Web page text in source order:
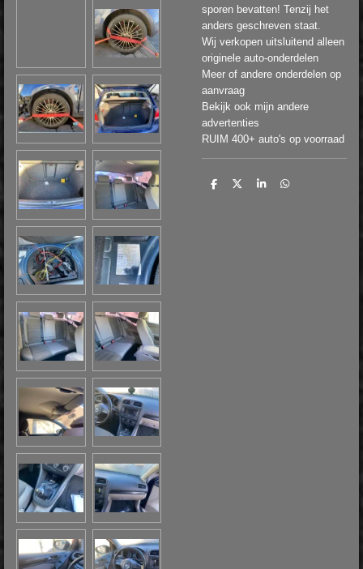
sporen bevatten! Tenzij het
anders geschreven staat.
Wij verkopen uitsluitend alleen
originele auto-onderdelen
Meer of andere onderdelen op
aanvraag
Bekijk ook mijn andere
advertenties
RUIM 400+ auto's op voorraad
D
D
S
D